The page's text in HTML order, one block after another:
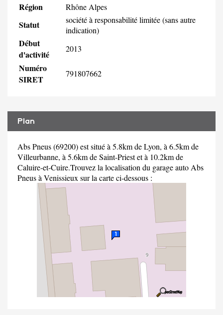
Région Rhône Alpes
Statut
société à responsabilité limitée (sans autre
indication)
Début
d'activité
2013
Numéro
SIRET
791807662
Plan
Abs Pneus (69200) est situé à 5.8km de Lyon, à 6.5km de
Villeurbanne, à 5.6km de Saint-Priest et à 10.2km de
Caluire-et-Cuire.Trouvez la localisation du garage auto Abs
Pneus à Venissieux sur la carte ci-dessous :